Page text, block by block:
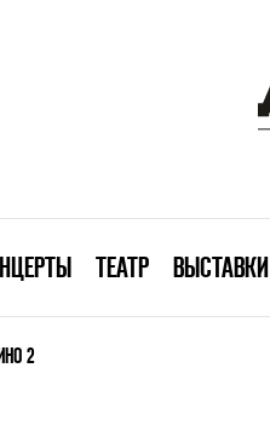
ТЕАТР ВЫСТАВКИ
2